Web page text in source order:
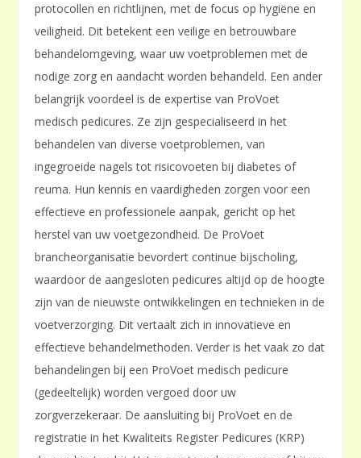
protocollen en richtlijnen, met de focus op hygiëne en
veiligheid. Dit betekent een veilige en betrouwbare
behandelomgeving, waar uw voetproblemen met de
nodige zorg en aandacht worden behandeld. Een ander
belangrijk voordeel is de expertise van ProVoet
medisch pedicures. Ze zijn gespecialiseerd in het
behandelen van diverse voetproblemen, van
ingegroeide nagels tot risicovoeten bij diabetes of
reuma. Hun kennis en vaardigheden zorgen voor een
effectieve en professionele aanpak, gericht op het
herstel van uw voetgezondheid. De ProVoet
brancheorganisatie bevordert continue bijscholing,
waardoor de aangesloten pedicures altijd op de hoogte
zijn van de nieuwste ontwikkelingen en technieken in de
voetverzorging. Dit vertaalt zich in innovatieve en
effectieve behandelmethoden. Verder is het vaak zo dat
behandelingen bij een ProVoet medisch pedicure
(gedeeltelijk) worden vergoed door uw
zorgverzekeraar. De aansluiting bij ProVoet en de
registratie in het Kwaliteits Register Pedicures (KRP)